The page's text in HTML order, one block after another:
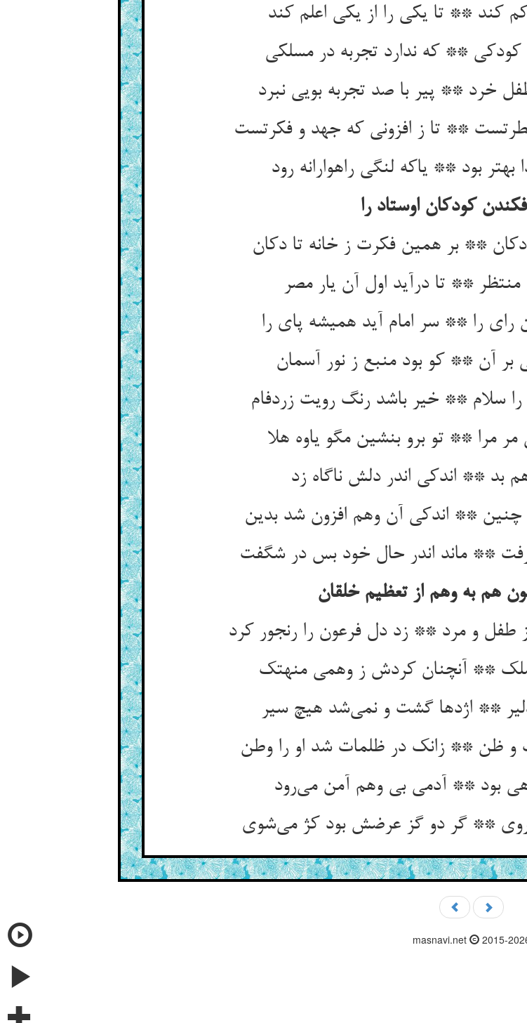
کند ** تا یکی را از یکی اعلم کند
کودکی ** که ندارد تجربه در مسلکی
خرد ** پیر با صد تجربه بویی نبرد
** تا ز افزونی که جهد و فکرتست
بود ** یاکه لنگی راهوارانه رود
کودکان اوستاد را
** بر همین فکرت ز خانه تا دکان
منتظر ** تا درآید اول آن یار مصر
رای را ** سر امام آید همیشه پای را
بر آن ** کو بود منبع ز نور آسمان
را سلام ** خیر باشد رنگ رویت زردفام
مرا ** تو برو بنشین مگو یاوه هلا
بد ** اندکی اندر دلش ناگاه زد
چنین ** اندکی آن وهم افزون شد بدین
** ماند اندر حال خود بس در شگفت
هم به وهم از تعظیم خلقان
طفل و مرد ** زد دل فرعون را رنجور کرد
** آنچنان کردش ز وهمی منهتک
** اژدها گشت و نمی‌شد هیچ سیر
ظن ** زانک در ظلمات شد او را وطن
بود ** آدمی بی وهم آمن می‌رود
روی ** گر دو گز عرضش بود کژ می‌شوی
masnavi.net 2015-